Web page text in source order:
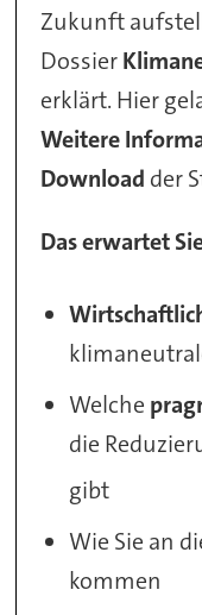
Zukunft
Dossier
erklärt. Hier
Weitere
Download der
Das erwartet
Welche
die
gibt
Wie Sie an
kommen